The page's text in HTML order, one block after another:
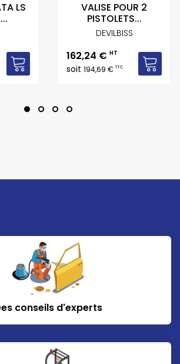
LS
VALISE POUR 2
PISTOLETS...
DEVILBISS
Prix
162,24 € HT
soit 194,69 €TTC
conseils d'experts